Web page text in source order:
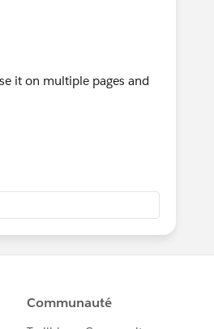
it on multiple pages and